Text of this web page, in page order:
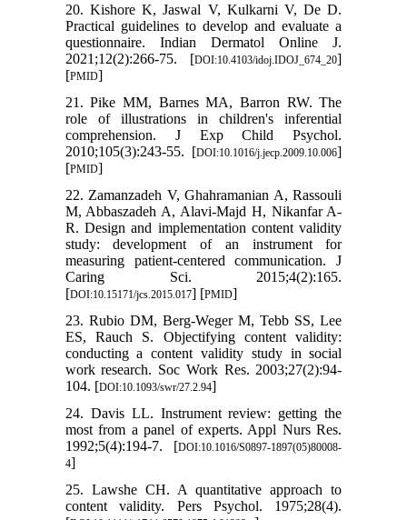
20. Kishore K, Jaswal V, Kulkarni V, De D.
Practical guidelines to develop and evaluate a
questionnaire. Indian Dermatol Online J.
2021;12(2):266-75. [DOI:10.4103/idoj.IDOJ_674_20]
[PMID]
21. Pike MM, Barnes MA, Barron RW. The
role of illustrations in children's inferential
comprehension. J Exp Child Psychol.
2010;105(3):243-55. [DOI:10.1016/j.jecp.2009.10.006]
[PMID]
22. Zamanzadeh V, Ghahramanian A, Rassouli
M, Abbaszadeh A, Alavi-Majd H, Nikanfar A-
R. Design and implementation content validity
study: development of an instrument for
measuring patient-centered communication. J
Caring Sci. 2015;4(2):165.
[DOI:10.15171/jcs.2015.017] [PMID]
23. Rubio DM, Berg-Weger M, Tebb SS, Lee
ES, Rauch S. Objectifying content validity:
conducting a content validity study in social
work research. Soc Work Res. 2003;27(2):94-
104. [DOI:10.1093/swr/27.2.94]
24. Davis LL. Instrument review: getting the
most from a panel of experts. Appl Nurs Res.
1992;5(4):194-7. [DOI:10.1016/S0897-1897(05)80008-
4]
25. Lawshe CH. A quantitative approach to
content validity. Pers Psychol. 1975;28(4).